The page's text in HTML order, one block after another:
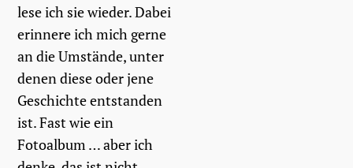
lese ich sie wieder. Dabei
erinnere ich mich gerne
an die Umstände, unter
denen diese oder jene
Geschichte entstanden
ist. Fast wie ein
Fotoalbum … aber ich